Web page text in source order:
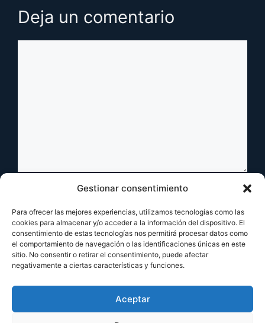
Gestionar consentimiento
Para ofrecer las mejores experiencias, utilizamos tecnologías como las
cookies para almacenar y/o acceder a la información del dispositivo. El
consentimiento de estas tecnologías nos permitirá procesar datos como
el comportamiento de navegación o las identificaciones únicas en este
sitio. No consentir o retirar el consentimiento, puede afectar
negativamente a ciertas características y funciones.
Aceptar
Deja un comentario
Correo
electrónico
Web